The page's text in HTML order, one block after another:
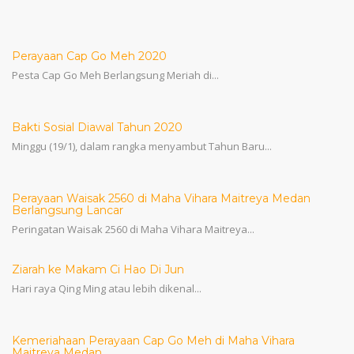
Perayaan Cap Go Meh 2020
Pesta Cap Go Meh Berlangsung Meriah di...
Bakti Sosial Diawal Tahun 2020
Minggu (19/1), dalam rangka menyambut Tahun Baru...
Perayaan Waisak 2560 di Maha Vihara Maitreya Medan
Berlangsung Lancar
Peringatan Waisak 2560 di Maha Vihara Maitreya...
Ziarah ke Makam Ci Hao Di Jun
Hari raya Qing Ming atau lebih dikenal...
Kemeriahaan Perayaan Cap Go Meh di Maha Vihara